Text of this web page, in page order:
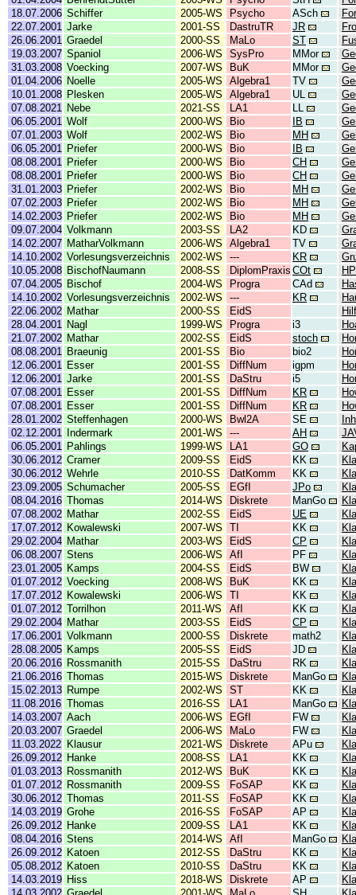
18.07.2006 Schiffer 2005-WS Psycho ASch
22.07.2001 Jarke 2001-SS DastruTR JR
26.06.2001 Graedel 2000-SS MaLo ST
19.03.2007 Spaniol 2006-WS SysPro MMor
31.03.2008 Voecking 2007-WS BuK MMor
01.04.2006 Noelle 2005-WS Algebra1 TV
10.01.2008 Plesken 2005-WS Algebra1 UL
07.08.2021
Nebe 2021-SS LA1
06.05.2001 Wolf 2000-WS Bio IB
07.01.2003 Wolf 2002-WS Bio MH
06.05.2001
Priefer 2000-WS Bio IB
08.08.2001
Priefer 2000-WS Bio CH
08.08.2001
Priefer 2000-WS Bio CH
31.01.2003 Priefer 2002-WS Bio MH
07.02.2003 Priefer 2002-WS Bio MH
14.02.2003 Priefer 2002-WS Bio MH
09.07.2004 Volkmann 2003-SS LA2 KD
14.02.2007 MatharVolkmann 2006-WS Algebra1 TV
14.10.2002 Vorlesungsverzeichnis 2002-WS --- KR
10.05.2008 BischofNaumann 2008-SS DiplomPraxis COt
07.04.2005 Bischof 2004-WS Progra CAd
14.10.2002 Vorlesungsverzeichnis 2002-WS --- KR
22.06.2002 Mathar 2000-SS EidS
28.04.2001
Nagl 1999-WS Progra i3
21.07.2002 Mathar 2002-SS EidS stoch
08.08.2001
Braeunig 2001-SS Bio bio2
12.06.2001
Esser 2001-SS DiffNum igpm
12.06.2001 Jarke 2001-SS DaStru i5
07.08.2001
Esser 2001-SS DiffNum KR
07.08.2001
Esser 2001-SS DiffNum KR
28.01.2002 Steffenhagen 2000-WS Bwl2A SE
02.12.2001
Indermark 2001-WS --- AH
06.05.2001
Pahlings 1999-WS LA1 GO
30.06.2012 Cramer 2009-SS EidS KK
30.06.2012 Wehrle 2010-SS DatKomm KK
23.09.2005 Schumacher 2005-SS EGfI JPo
08.04.2016 Thomas 2014-WS Diskrete ManGo
07.08.2002 Mathar 2002-SS EidS UE
17.07.2012 Kowalewski 2007-WS TI KK
29.02.2004 Mathar 2003-WS EidS CP
06.08.2007 Stens 2006-WS AfI PF
23.01.2005 Kamps 2004-SS EidS BW
01.07.2012 Voecking 2008-WS BuK KK
17.07.2012 Kowalewski 2006-WS TI KK
01.07.2012 Torrilhon 2011-WS AfI KK
29.02.2004 Mathar 2003-SS EidS CP
17.06.2001 Volkmann 2000-SS Diskrete math2
28.08.2005 Kamps 2005-SS EidS JD
20.06.2016 Rossmanith 2015-SS DaStru RK
21.06.2016 Thomas 2015-WS Diskrete ManGo
15.02.2013 Rumpe 2002-WS ST KK
11.08.2016 Thomas 2016-SS LA1 ManGo
14.03.2007 Aach 2006-WS EGfI FW
20.03.2007 Graedel 2006-WS MaLo FW
11.03.2022 Klausur 2021-WS Diskrete APu
26.09.2012 Hanke 2008-SS LA1 KK
01.03.2013 Rossmanith 2012-WS BuK KK
01.07.2012 Rossmanith 2009-SS FoSAP KK
30.06.2012 Thomas 2011-SS FoSAP KK
14.03.2019 Grohe 2016-SS FoSAP AP
26.09.2012 Hanke 2009-SS LA1 KK
08.04.2016 Stens 2014-WS AfI ManGo
26.09.2012 Katoen 2012-SS DaStru KK
05.08.2012 Katoen 2010-SS DaStru KK
14.03.2019 Hiss 2018-WS Diskrete AP